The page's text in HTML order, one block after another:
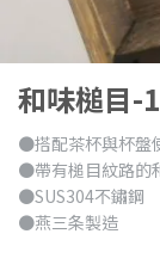
和味槌目-
●搭配茶杯與杯盤
●帶有槌目紋路的
●SUS304不鏽鋼
●燕三条製造